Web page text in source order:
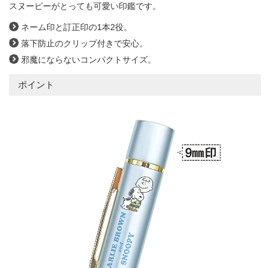
スヌーピーがとっても可愛い印鑑です。
ネーム印と訂正印の1本2役。
落下防止のクリップ付きで安心。
邪魔にならないコンパクトサイズ。
ポイント